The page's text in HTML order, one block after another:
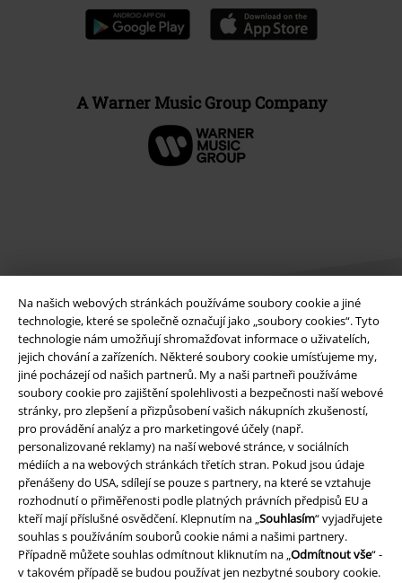
Na našich webových stránkách používáme soubory cookie a jiné
technologie, které se společně označují jako „soubory cookies“. Tyto
technologie nám umožňují shromažďovat informace o uživatelích,
jejich chování a zařízeních. Některé soubory cookie umísťujeme my,
jiné pocházejí od našich partnerů. My a naši partneři používáme
soubory cookie pro zajištění spolehlivosti a bezpečnosti naší webové
stránky, pro zlepšení a přizpůsobení vašich nákupních zkušeností,
pro provádění analýz a pro marketingové účely (např.
personalizované reklamy) na naší webové stránce, v sociálních
médiích a na webových stránkách třetích stran. Pokud jsou údaje
přenášeny do USA, sdílejí se pouze s partnery, na které se vztahuje
rozhodnutí o přiměřenosti podle platných právních předpisů EU a
kteří mají příslušné osvědčení. Klepnutím na „Souhlasím“ vyjadřujete
souhlas s používáním souborů cookie námi a našimi partnery.
Případně můžete souhlas odmítnout kliknutím na „Odmítnout vše“ -
v takovém případě se budou používat jen nezbytné soubory cookie.
A Warner Music Group Company
Právní informace
Podmínky
Prohlášení
Ochrana osobních údajů
Likvidace odpadu a ochrana životního prostředí
Prohlášení o shodě